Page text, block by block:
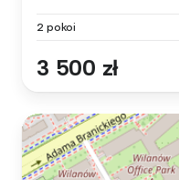
2 pokoi
3 500 zł